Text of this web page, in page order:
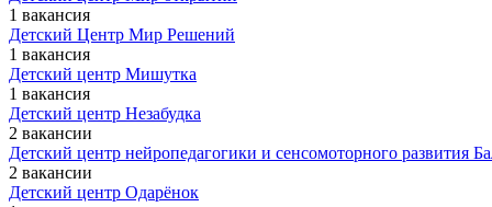
1 вакансия
Детский Центр Мир Решений
1 вакансия
Детский центр Мишутка
1 вакансия
Детский центр Незабудка
2 вакансии
Детский центр нейропедагогики и сенсомоторного развития
2 вакансии
Детский центр Одарёнок